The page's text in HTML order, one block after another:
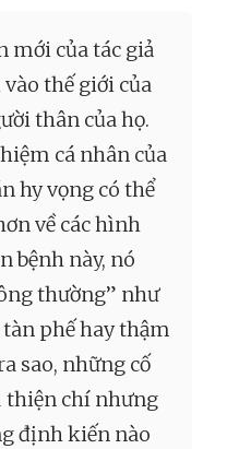
mới của tác giả
thế giới của
thân của họ.
cá nhân của
hy vọng có thể
về các hình
bệnh này, nó
thường” như
phế hay thậm
sao, những cố
thiện chí nhưng
định kiến nào